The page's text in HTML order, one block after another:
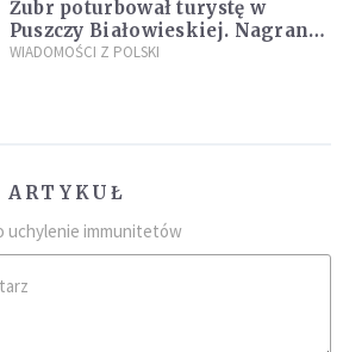
Żubr poturbował turystę w
Puszczy Białowieskiej. Nagranie
daje do myślenia
WIADOMOŚCI Z POLSKI
ARTYKUŁ
uchylenie immunitetów